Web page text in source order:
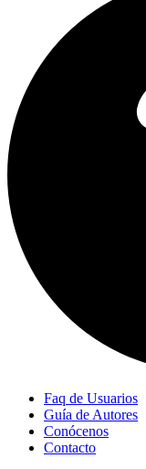
Faq de Usuarios
Guía de Autores
Conócenos
Contacto